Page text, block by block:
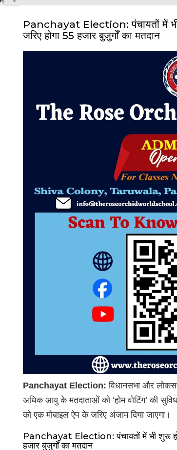
Panchayat Election: पंचायतों में भी
जरिए होगा 55 हजार बुजुर्गों का मतदान
Panchayat Election: विधानसभा और
अधिक आयु के मतदाताओं को ‘होम वोटिंग’ की
को एक मोबाइल ऐप के जरिए अंजाम दिया जाएगा।
Panchayat Election: पंचायतों में भी शुरू हो
हजार बुजुर्गों का मतदान